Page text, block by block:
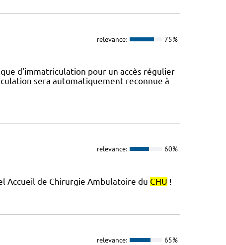
relevance: 75%
d'immatriculation pour un accès régulier
sera automatiquement reconnue à
relevance: 60%
Accueil de Chirurgie Ambulatoire du CHU !
relevance: 65%